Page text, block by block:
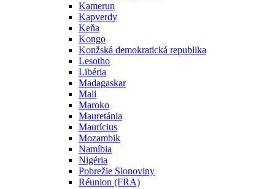
Kamerun
Kapverdy
Keňa
Kongo
Konžská demokratická republika
Lesotho
Libéria
Madagaskar
Mali
Maroko
Mauretánia
Maurícius
Mozambik
Namíbia
Nigéria
Pobrežie Slonoviny
Réunion (FRA)